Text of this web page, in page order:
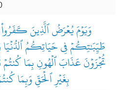
وَيَوۡمَ يُعۡرَضُ ٱلَّذِينَ كَفَرُواْ
طَيِّبَٰتِكُمۡ فِي حَيَاتِكُمُ ٱلدُّنۡيَا
تُجۡزَوۡنَ عَذَابَ ٱلۡهُونِ بِمَا
بِغَيۡرِ ٱلۡحَقِّ وَبِمَا